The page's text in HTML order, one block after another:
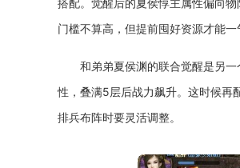
门槛不算高，但提前囤好资源才能一
和弟弟夏侯渊的联合觉醒是另
性，叠满5层后战力飙升。这时候再
排兵布阵时要灵活调整。